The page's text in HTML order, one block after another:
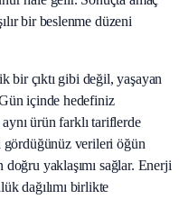
bir beslenme düzeni
bir çıktı gibi değil, yaşayan
içinde hedefiniz
ürün farklı tariflerde
gördüğünüz verileri öğün
yaklaşımı sağlar. Enerji
dağılımı birlikte